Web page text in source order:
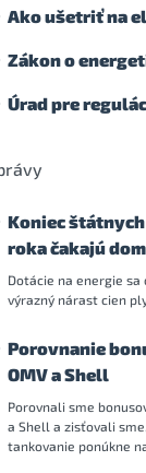
Ako ušetriť na
Zákon o
Úrad pre
Koniec
roka čakajú
Dotácie na energie sa
výrazný nárast cien
Porovnanie
OMV a Shell
Porovnali sme
a Shell a zisťovali
tankovanie ponúkne